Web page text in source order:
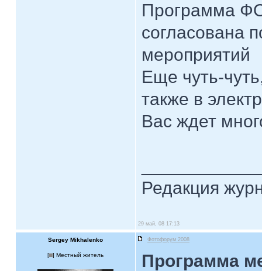
Программа
согласована
мероприятий
Еще чуть-
также в
Вас ждет
Редакция
29 май, 08 17:13
Sergey Mikhalenko Фотофорум 2008
[ ] Местный житель
Программа